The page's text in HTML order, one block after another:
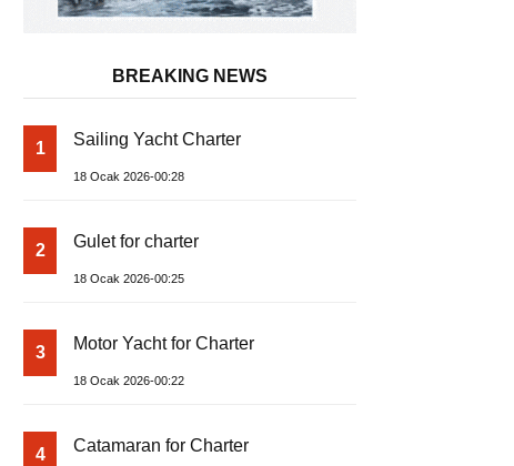
BREAKING NEWS
1 Sailing Yacht Charter
18 Ocak 2026-00:28
2 Gulet for charter
18 Ocak 2026-00:25
3 Motor Yacht for Charter
18 Ocak 2026-00:22
4 Catamaran for Charter